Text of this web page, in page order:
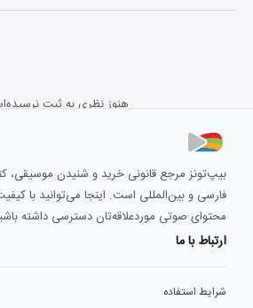
هنوز نظری به ثبت
بیپ‌تونز مرجع قانونی خرید و شنیدن
فارسی و بین‌المللی است. اینجا می‌توانید با
محتوای صوتی موردعلاقه‌تان دسترسی داشته
ارتباط با ما
شرایط استفاده